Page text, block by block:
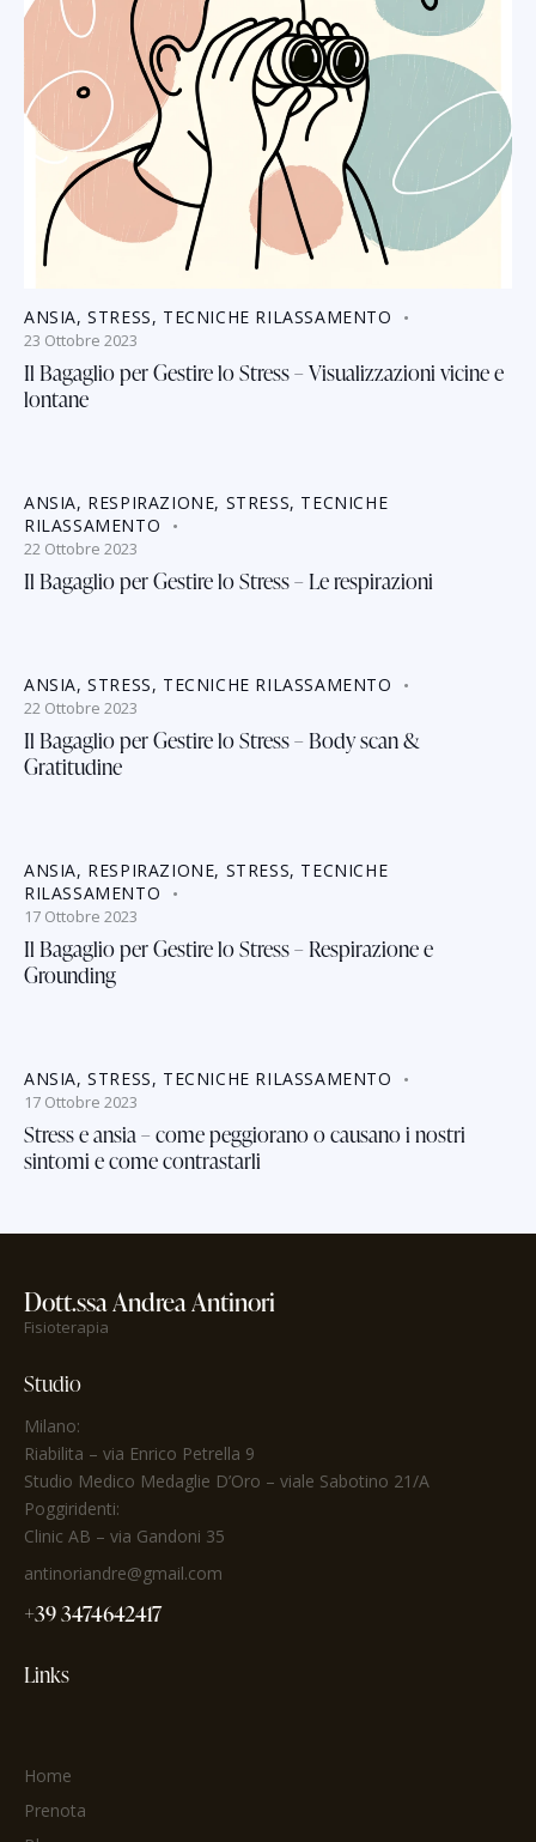
ANSIA,STRESS, TECNICHE RILASSAMENTO
23 Ottobre 2023
Il Bagaglio per Gestire lo Stress – Visualizzazioni vicine e
lontane
ANSIA, RESPIRAZIONE, STRESS, TECNICHE
RILASSAMENTO
22 Ottobre 2023
Il Bagaglio per Gestire lo Stress – Le respirazioni
ANSIA,STRESS, TECNICHE RILASSAMENTO
22 Ottobre 2023
Il Bagaglio per Gestire lo Stress – Body scan &
Gratitudine
ANSIA, RESPIRAZIONE, STRESS, TECNICHE
RILASSAMENTO
17 Ottobre 2023
Il Bagaglio per Gestire lo Stress – Respirazione e
Grounding
ANSIA,STRESS, TECNICHE RILASSAMENTO
17 Ottobre 2023
Stress e ansia – come peggiorano o causano i nostri
sintomi e come contrastarli
Dott.ssa Andrea Antinori
Fisioterapia
Studio
Milano:
Riabilita – via Enrico Petrella 9
Studio Medico Medaglie D’Oro – viale Sabotino 21/A
Poggiridenti:
Clinic AB – via Gandoni 35
antinoriandre@gmail.com
+39 3474642417
Links
Home
Prenota